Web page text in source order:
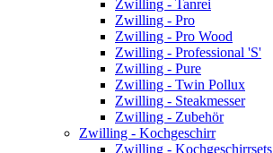
Zwilling - Tanrei
Zwilling - Pro
Zwilling - Pro Wood
Zwilling - Professional 'S'
Zwilling - Pure
Zwilling - Twin Pollux
Zwilling - Steakmesser
Zwilling - Zubehör
Zwilling - Kochgeschirr
Zwilling - Kochgeschirrsets